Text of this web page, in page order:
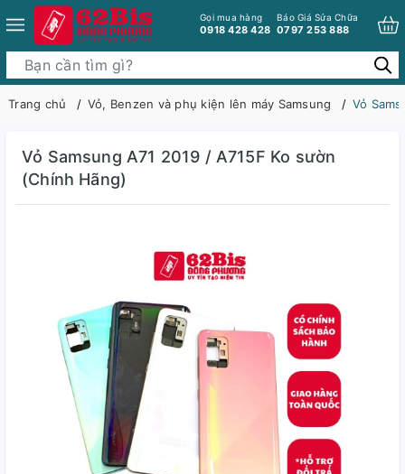
Gọi mua hàng
0918 428 428
Báo Giá Sửa Chữa
0797 253 888
Trang chủ Vỏ, Benzen và phụ kiện lên máy Samsung Vỏ
Vỏ Samsung A71 2019 / A715F Ko sườn
(Chính Hãng)